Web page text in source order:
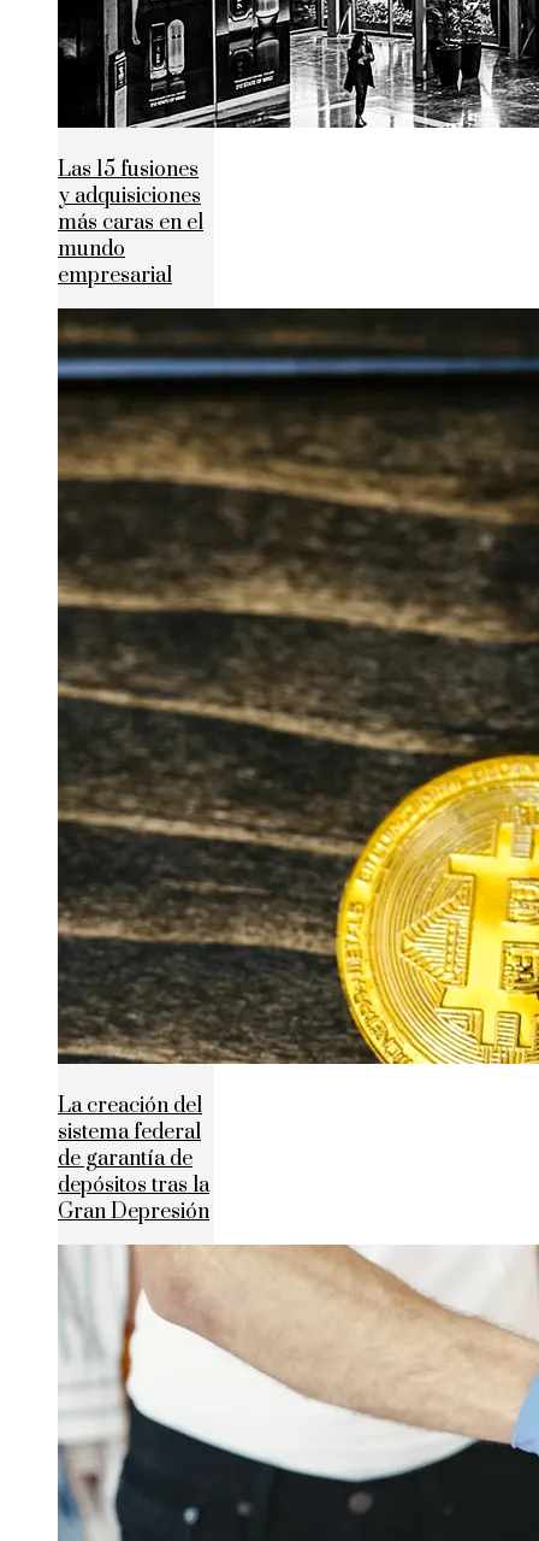
Las 15 fusiones
y adquisiciones
más caras en el
mundo
empresarial
La creación del
sistema federal
de garantía de
depósitos tras la
Gran Depresión